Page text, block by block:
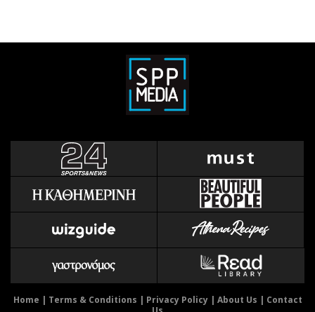
Home | Terms & Conditions | Privacy Policy| About Us | Contact